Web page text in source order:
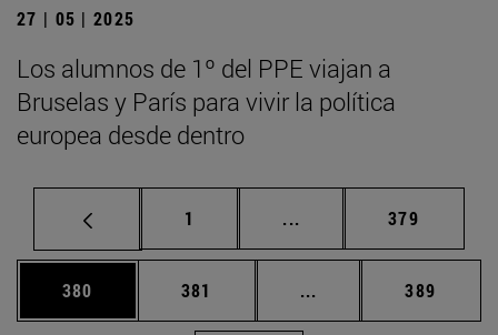
27 | 05 | 2025
Los alumnos de 1º del PPE viajan a
Bruselas y París para vivir la política
europea desde dentro
Página
1 ... Páginas intermedias
Página
379
Página
380 Página
381 ... Páginas intermedias
Página
389